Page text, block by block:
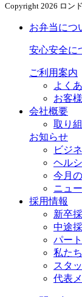
Copyright 2026 ロン
お弁当につ
安心安全に
ご利用案内
よく
お客
会社概要
取り
お知らせ
ビジ
ヘル
今月
ニュ
採用情報
新卒
中途
パー
私た
スタ
代表